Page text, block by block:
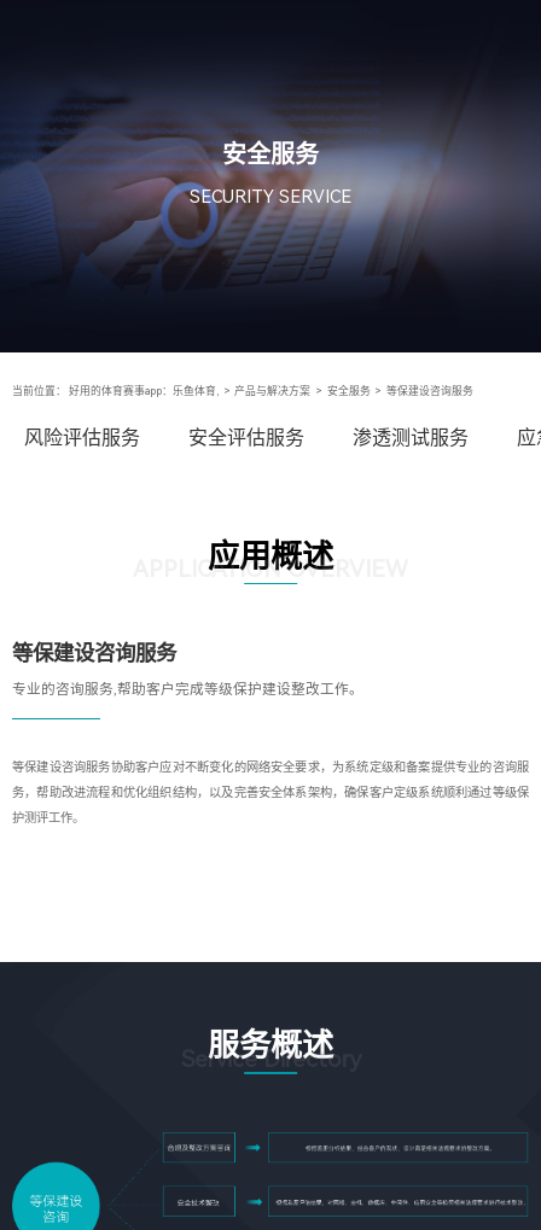
安全服务
SECURITY SERVICE
当前位置： 好用的体育赛事app：乐鱼体育, > 产品与解决方案 > 安全服务 > 等保建设咨询服务
风险评估服务 安全评估服务 渗透测试服务
应用概述
APPLICATION OVERVIEW
等保建设咨询服务
专业的咨询服务,帮助客户完成等级保护建设整改工作。
等保建设咨询服务协助客户应对不断变化的网络安全要求，为系统定级和备案提供专业的咨询服
务，帮助改进流程和优化组织结构，以及完善安全体系架构，确保客户定级系统顺利通过等级保
护测评工作。
服务概述
Service Directory